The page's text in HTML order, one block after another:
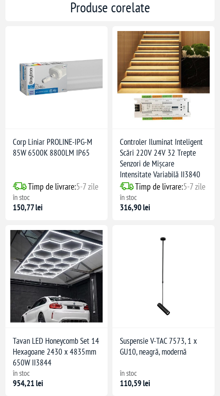
Produse corelate
Corp Liniar PROLINE-IPG-M
85W 6500K 8800LM IP65
Timp de livrare:5-7 zile
în stoc
150,77 lei
Controler Iluminat Inteligent
Scări 220V 24V 32 Trepte
Senzori de Mișcare
Intensitate Variabilă II3840
Timp de livrare:5-7 zile
în stoc
316,90 lei
Tavan LED Honeycomb Set 14
Hexagoane 2430 x 4835mm
650W II3844
în stoc
954,21 lei
Suspensie V-TAC 7573, 1 x
GU10, neagră, modernă
în stoc
110,59 lei